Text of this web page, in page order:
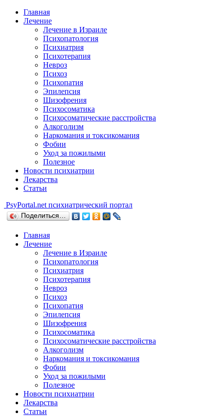
Главная
Лечение
Лечение в Израиле
Психопатология
Психиатрия
Психотерапия
Невроз
Психоз
Психопатия
Эпилепсия
Шизофрения
Психосоматика
Психосоматические расстройства
Алкоголизм
Наркомания и токсикомания
Фобии
Уход за пожилыми
Полезное
Новости психиатрии
Лекарства
Статьи
PsyPortal.net психиатрический портал
Поделиться…
Главная
Лечение
Лечение в Израиле
Психопатология
Психиатрия
Психотерапия
Невроз
Психоз
Психопатия
Эпилепсия
Шизофрения
Психосоматика
Психосоматические расстройства
Алкоголизм
Наркомания и токсикомания
Фобии
Уход за пожилыми
Полезное
Новости психиатрии
Лекарства
Статьи